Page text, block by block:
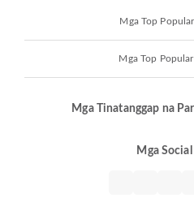
Mga Top
Mga Top
Mga Tinatanggap na
Mga